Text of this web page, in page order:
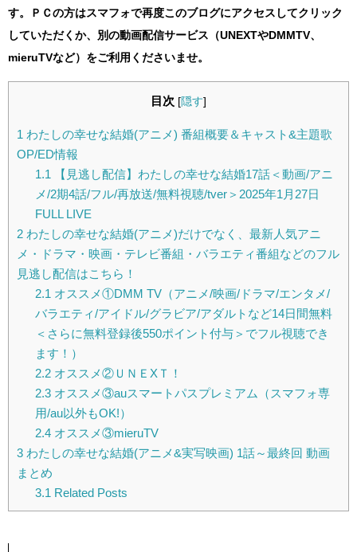
す。ＰＣの方はスマフォで再度このブログにアクセスしてクリック
していただくか、別の動画配信サービス（UNEXTやDMMTV、
mieruTVなど）をご利用くださいませ。
目次 [隠す]
1 わたしの幸せな結婚(アニメ) 番組概要＆キャスト&主題歌
OP/ED情報
1.1 【見逃し配信】わたしの幸せな結婚17話＜動画/アニ
メ/2期4話/フル/再放送/無料視聴/tver＞2025年1月27日
FULL LIVE
2 わたしの幸せな結婚(アニメ)だけでなく、最新人気アニ
メ・ドラマ・映画・テレビ番組・バラエティ番組などのフル
見逃し配信はこちら！
2.1 オススメ①DMM TV（アニメ/映画/ドラマ/エンタメ/
バラエティ/アイドル/グラビア/アダルトなど14日間無料
＜さらに無料登録後550ポイント付与＞でフル視聴でき
ます！）
2.2オススメ②ＵＮＥXＴ！
2.3オススメ③auスマートパスプレミアム（スマフォ専
用/au以外もOK!）
2.4オススメ③mieruTV
3 わたしの幸せな結婚(アニメ&実写映画) 1話～最終回 動画
まとめ
3.1 Related Posts